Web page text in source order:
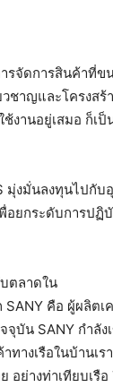
จัดการสินค้าที่ข
ชาญและโครงส
านอยู่เสมอ ก็เ
มุ่งมั่นลงทุนไปกั
ยกระดับการปฏิ
ตลาดใน
คือ ผู้ผลิต
บัน SANY กำลั
างเรือในบ้านเร
ย่างท่าเทียบเรือ